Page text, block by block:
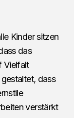
Kinder sitzen
das
Vielfalt
dass
verstärkt